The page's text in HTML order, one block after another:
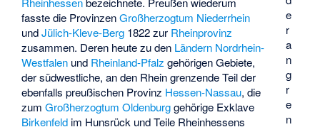
e
r
a
n
g
r
e
n
fasste die ProvinzenGroßherzogtum Niederrhein
undJülich-Kleve-Berg 1822 zur Rheinprovinz
zusammen. Deren heute zu den Ländern Nordrhein-
Westfalen und Rheinland-Pfalz gehörigen Gebiete,
der südwestliche, an den Rhein grenzende Teil der
ebenfalls preußischen Provinz Hessen-Nassau, die
zumGroßherzogtum Oldenburggehörige Exklave
Birkenfeld im Hunsrück und Teile Rheinhessens